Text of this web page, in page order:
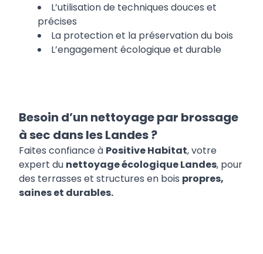
L’utilisation de techniques douces et
précises
La protection et la préservation du bois
L’engagement écologique et durable
Besoin d’un nettoyage par brossage
à sec dans les Landes ?
Faites confiance à Positive Habitat, votre
expert du nettoyage écologique Landes, pour
des terrasses et structures en bois propres,
saines et durables.